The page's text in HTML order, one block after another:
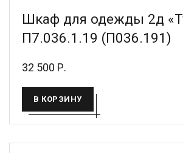
Шкаф для одежды 2д
П7.036.1.19 (П036.191)
32 500 Р.
В КОРЗИНУ